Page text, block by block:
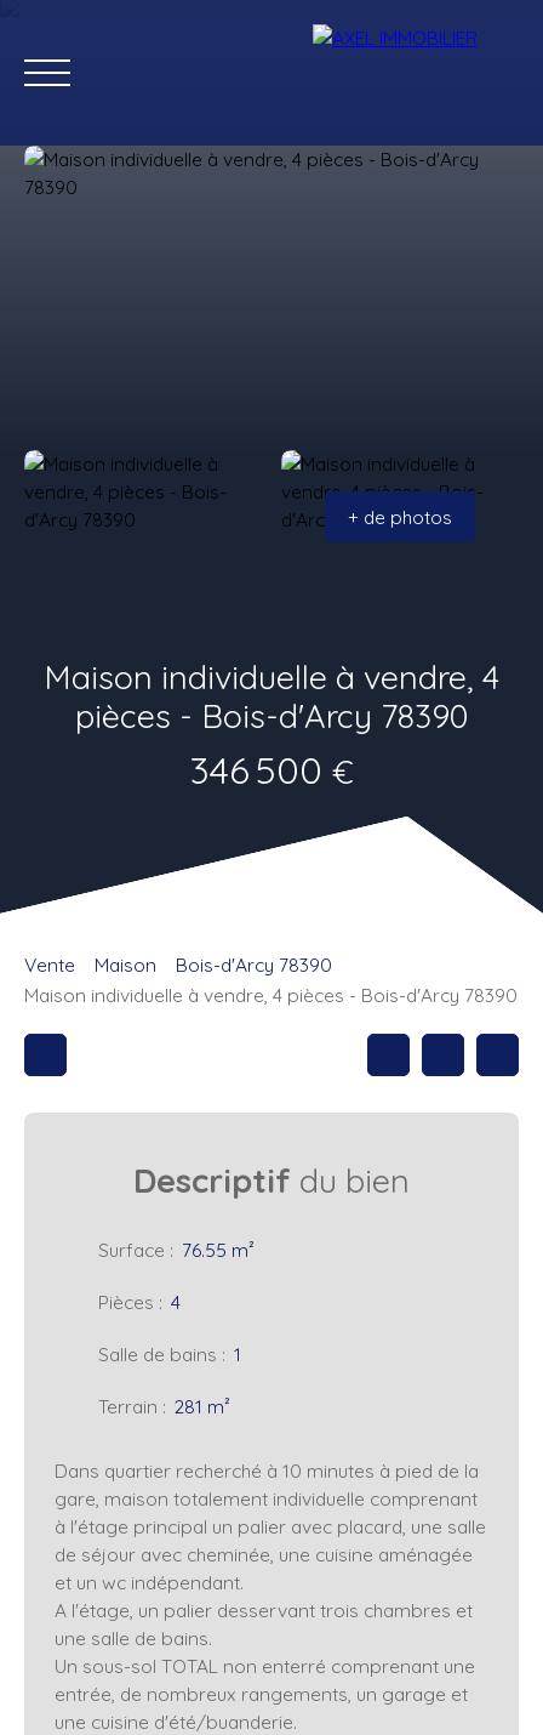
+ de photos
Maison individuelle à vendre, 4
pièces - Bois-d'Arcy 78390
346 500 €
Vente Maison
Bois-d'Arcy 78390
Maison individuelle à vendre, 4 pièces - Bois-d'Arcy 78390
Descriptif du bien
Surface : 76.55 m²
Pièces : 4
Salle de bains : 1
Terrain : 281 m²
Dans quartier recherché à 10 minutes à pied de la
gare, maison totalement individuelle comprenant
à l'étage principal un palier avec placard, une salle
de séjour avec cheminée, une cuisine aménagée
et un wc indépendant.
A l'étage, un palier desservant trois chambres et
une salle de bains.
Un sous-sol TOTAL non enterré comprenant une
entrée, de nombreux rangements, un garage et
une cuisine d'été/buanderie.